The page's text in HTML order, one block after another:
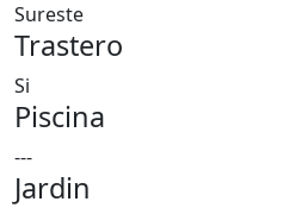
Sureste
Trastero
Si
Piscina
---
Jardin